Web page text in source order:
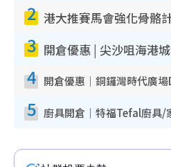
2
3
4
5